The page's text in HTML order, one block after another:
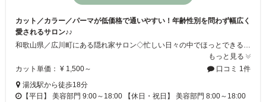
カット／カラー／パーマが低価格で通いやすい！年齢性別を問わず幅広く
愛されるサロン♪♪
もっと見る
カット単価： ¥ 1,500～
口コミ 1件
湯浅駅から徒歩18分
【平日】 美容部門 9:00～18:00 【休日・祝日】 美容部門 8:00～18:00